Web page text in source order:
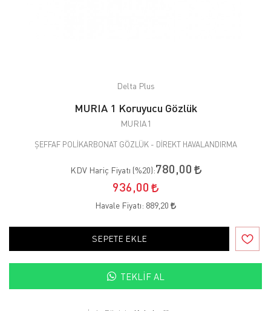
Delta Plus
MURIA 1 Koruyucu Gözlük
MURIA1
ŞEFFAF POLİKARBONAT GÖZLÜK - DİREKT HAVALANDIRMA
KDV Hariç Fiyatı (%20):780,00
936,00
Havale Fiyatı: 889,20
SEPETE EKLE
TEKLIF AL